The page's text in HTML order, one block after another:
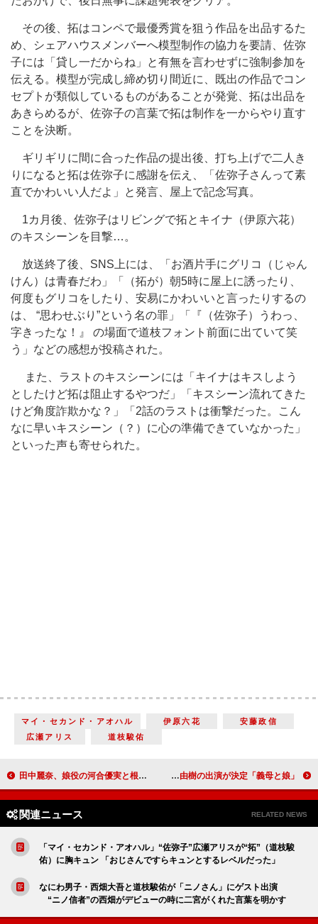
その後、拓はコンペで最優秀賞を狙う作品を出品するた
め、シェアハウスメンバーへ模型制作の協力を要請、佐弥
子には「貸し一だからね」と有無を言わせずに強制参加を
伝える。模型が完成し締め切り間近に、既出の作品でコン
セプトが類似しているものがあることが発覚、拓は出品を
あきらめるが、佐弥子の言葉で拓は制作を一からやり直す
ことを決断。
ギリギリに間に合った作品の提出後、打ち上げで二人き
りになると拓は佐弥子に感謝を伝え、「佐弥子さんって素
直でかわいい人だよ」と発言、屋上で記念写真。
1カ月後、佐弥子はリビングで拓とキイナ（伊原六花）
のキスシーンを目撃…。
放送終了後、SNS上には、「お酒片手にグリコ（じゃん
けん）は青春だわ」「（拓が）朝5時に屋上に誘ったり、
何度もグリコをしたり、安易にかわいいと言ったりするの
は、 “思わせぶり”という名の罪」「『（佐弥子）うわっ、
字きったな！』 の場面で道枝フォント前面に出ていて笑
う」などの感想が投稿された。
また、ラストのキスシーンには「キイナはキスしよう
としたけど拓は阻止するやつだ」「キスシーン流れてきた
けど角度詐欺かな？」「2話のラストは衝撃だった。こん
なに早いキスシーン（？）に心の準備できていなかった」
といった声も寄せられた。
マイ・セカンド・アオハル 伊原六花
安藤政信
広瀬アリス
道枝駿佑
田中麗奈、娘役の河合優実と根本真陽に「難しいテーマに真っすぐに丁寧に向き合う姿が尊い」 宗教2世をテーマにしたドラマで母娘役を熱演 「義母と娘」新年SPで“みゆき”上白石萌歌が結婚宣言!? “大樹”井之脇海の母親役で松下由樹の出演が決定
関連ニュース RELATED NEWS
「マイ・セカンド・アオハル」“佐弥子”広瀬アリスが“拓”（道枝駿
佑）に胸キュン 「おじさんですらキュンとするレベルだった」
なにわ男子・西畑大吾と道枝駿佑が「ニノさん」にゲスト出演
“ニノ信者”の西畑がデビューの時に二宮がくれた言葉を明かす